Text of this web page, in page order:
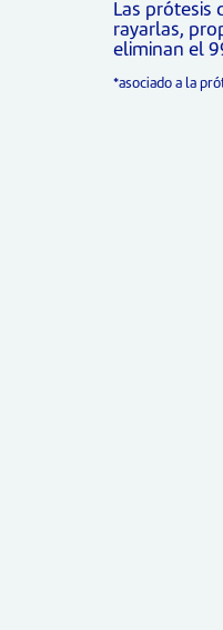
Las prótesis
rayarlas,
eliminan el
*asociado a la